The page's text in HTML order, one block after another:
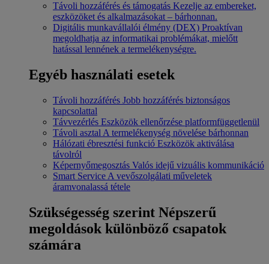
Távoli hozzáférés és támogatás Kezelje az embereket,
eszközöket és alkalmazásokat – bárhonnan.
Digitális munkavállalói élmény (DEX) Proaktívan
megoldhatja az informatikai problémákat, mielőtt
hatással lennének a termelékenységre.
Egyéb használati esetek
Távoli hozzáférés Jobb hozzáférés biztonságos
kapcsolattal
Távvezérlés Eszközök ellenőrzése platformfüggetlenül
Távoli asztal A termelékenység növelése bárhonnan
Hálózati ébresztési funkció Eszközök aktiválása
távolról
Képernyőmegosztás Valós idejű vizuális kommunikáció
Smart Service A vevőszolgálati műveletek
áramvonalassá tétele
Szükségesség szerint Népszerű
megoldások különböző csapatok
számára